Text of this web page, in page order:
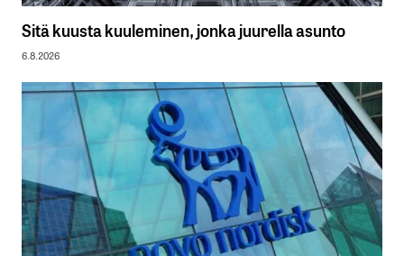
Sitä kuusta kuuleminen, jonka juurella asunto
6.8.2026